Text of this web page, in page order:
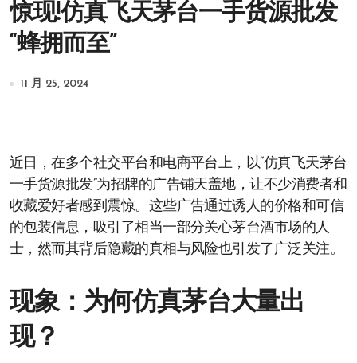
惊现!仿真飞天茅台一手货源批发
“蜂拥而至”
11 月 25, 2024
近日，在多个社交平台和电商平台上，以“仿真飞天茅台
一手货源批发”为招牌的广告铺天盖地，让不少消费者和
收藏爱好者感到震惊。这些广告通过诱人的价格和可信
的包装信息，吸引了相当一部分关心茅台酒市场的人
士，然而其背后隐藏的真相与风险也引发了广泛关注。
现象：为何仿真茅台大量出
现？